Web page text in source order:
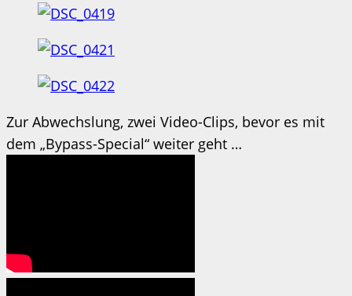
Zur Abwechslung, zwei Video-Clips, bevor es mit
dem „Bypass-Special“ weiter geht …